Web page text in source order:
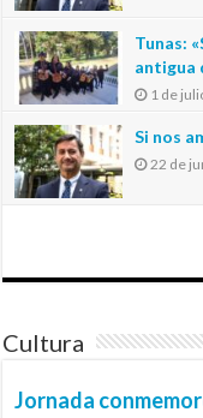
Tunas:
antigua
1 de
Si nos
22 de
Cultura
Jornada